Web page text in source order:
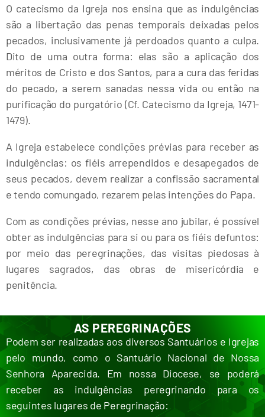
O catecismo da Igreja nos ensina que as indulgências
são a libertação das penas temporais deixadas pelos
pecados, inclusivamente já perdoados quanto a culpa.
Dito de uma outra forma: elas são a aplicação dos
méritos de Cristo e dos Santos, para a cura das feridas
do pecado, a serem sanadas nessa vida ou então na
purificação do purgatório (Cf. Catecismo da Igreja, 1471-
1479).
A Igreja estabelece condições prévias para receber as
indulgências: os fiéis arrependidos e desapegados de
seus pecados, devem realizar a confissão sacramental
e tendo comungado, rezarem pelas intenções do Papa.
Com as condições prévias, nesse ano jubilar, é possível
obter as indulgências para si ou para os fiéis defuntos:
por meio das peregrinações, das visitas piedosas à
lugares sagrados, das obras de misericórdia e
penitência.
AS PEREGRINAÇÕES
Podem ser realizadas aos diversos Santuários e Igrejas
pelo mundo, como o Santuário Nacional de Nossa
Senhora Aparecida. Em nossa Diocese, se poderá
receber as indulgências peregrinando para os
seguintes lugares de Peregrinação: